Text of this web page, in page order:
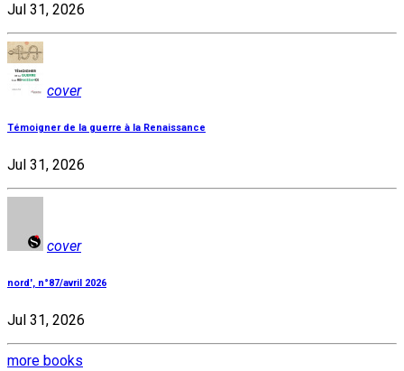
Jul 31, 2026
cover
Témoigner de la guerre à la Renaissance
Jul 31, 2026
cover
nord', n°87/avril 2026
Jul 31, 2026
more books